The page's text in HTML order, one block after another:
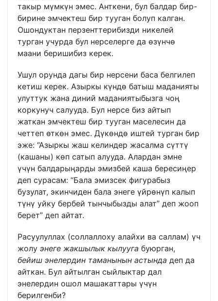
такыр мүмкүн эмес. Анткени, бул балдар бир-
бирине эмчектеш бир тууган болуп калган.
Ошондуктан перзенттерибизди никелей
турган учурда бул нерселерге да өзүнчө
маани беришибиз керек.
Ушул орунда дагы бир нерсени баса белгилеп
кетиш керек. Азыркы күндө батыш маданияты
улуттук жана диний маданиятыбызга чоң
коркунуч салууда. Бул нерсе биз айтып
жаткан эмчектеш бир тууган маселесин да
четтеп өткөн эмес. Дүкөндө иштей турган бир
эже: “Азыркы жаш келиндер жасалма сүттү
(кашаны) көп сатып алууда. Алардан эмне
үчүн балдарыңарды эмизбей каша бересиңер
деп сурасам: “Бала эмизсек фигурабыз
бузулат, экинчиден бала энеге үйрөнүп калып
түнү уйку бербей тынчыбызды алат” деп жооп
берет” деп айтат.
Расуулуллах (соллаллоху алайхи ва саллам) үч
жолу энеге жакшылык кылууга буюрган,
бейиш энелердин таманынын астында деп да
айткан. Бул айтылган сыйлыктар дал
энелердин ошол машакаттары үчүн
берилгенби?